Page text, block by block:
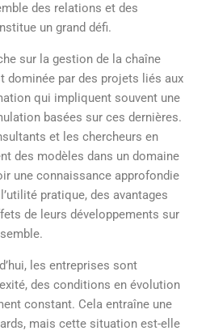
des relations et des
un grand défi.
sur la gestion de la chaîne
dominée par des projets liés aux
qui impliquent souvent une
basées sur ces dernières.
et les chercheurs en
des modèles dans un domaine
une connaissance approfondie
pratique, des avantages
de leurs développements sur
les entreprises sont
des conditions en évolution
constant. Cela entraîne une
mais cette situation est-elle